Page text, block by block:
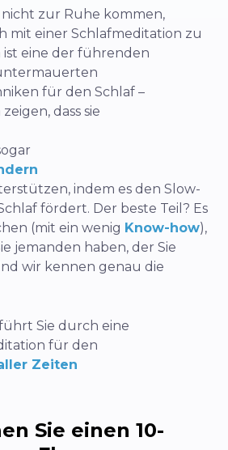
nicht zur Ruhe kommen,
mit einer Schlafmeditation zu
eine der führenden
für den Schlaf –
dass sie
indem es den Slow-
fördert. Der beste Teil? Es
(mit ein wenig Know-how),
jemanden haben, der Sie
wir kennen genau die
Sie durch eine
für den
Zeiten
Sie einen 10-